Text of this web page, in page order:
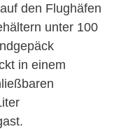
den Flughäfen
unter 100
in einem